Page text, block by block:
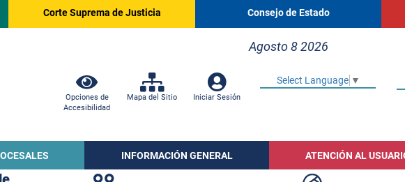
Corte Suprema de Justicia Consejo de Estado
Agosto 8 2026
Opciones de
Accesibilidad
Mapa del Sitio Iniciar Sesión
Select Language ▼
INFORMACIÓN GENERAL ATENCIÓN AL